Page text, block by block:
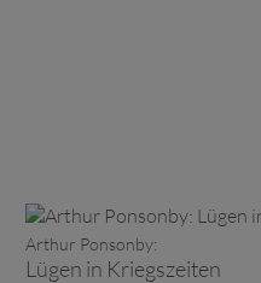
Arthur Ponsonby:
Lügen in Kriegszeiten